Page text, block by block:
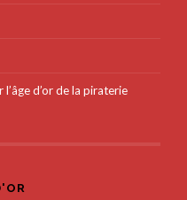
d’or de la piraterie